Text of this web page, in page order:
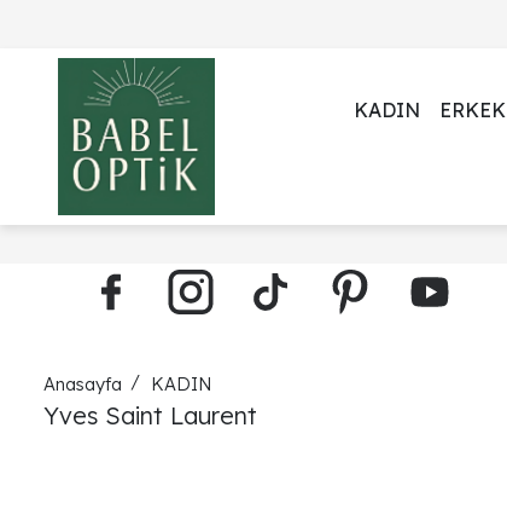
KADIN ERKEK
Anasayfa KADIN
Yves Saint Laurent